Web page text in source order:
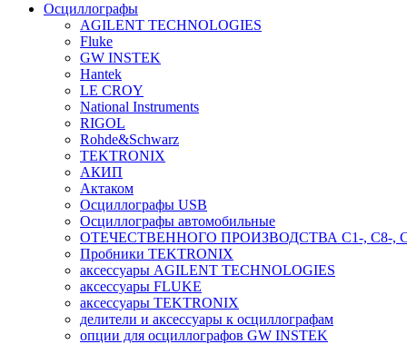
Осциллографы
AGILENT TECHNOLOGIES
Fluke
GW INSTEK
Hantek
LE CROY
National Instruments
RIGOL
Rohde&Schwarz
TEKTRONIX
АКИП
Актаком
Осциллографы USB
Осциллографы автомобильные
ОТЕЧЕСТВЕННОГО ПРОИЗВОДСТВА С1-, С8-,
Пробники TEKTRONIX
аксессуары AGILENT TECHNOLOGIES
аксессуары FLUKE
аксессуары TEKTRONIX
делители и аксессуары к осциллографам
опции для осциллографов GW INSTEK